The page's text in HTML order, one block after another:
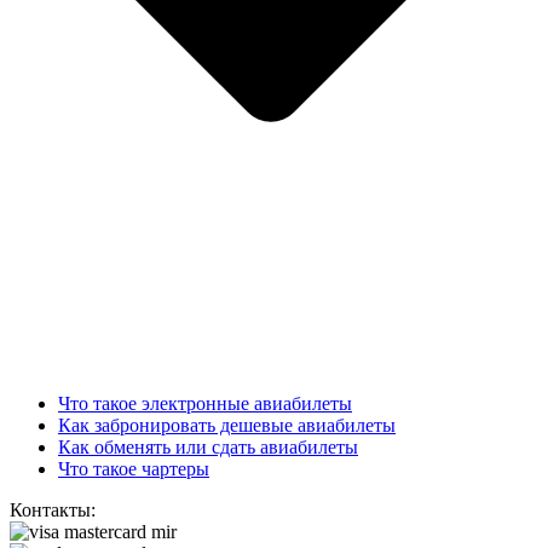
Что такое электронные авиабилеты
Как забронировать дешевые авиабилеты
Как обменять или сдать авиабилеты
Что такое чартеры
Контакты: